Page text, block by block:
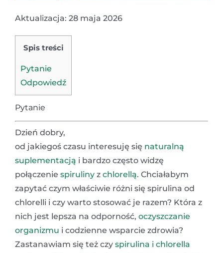
Aktualizacja: 28 maja 2026
Spis treści
Pytanie
Odpowiedź
Pytanie
Dzień dobry,
od jakiegoś czasu interesuję się naturalną
suplementacją i bardzo często widzę
połączenie spiruliny z chlorellą. Chciałabym
zapytać czym właściwie różni się spirulina od
chlorelli i czy warto stosować je razem? Która z
nich jest lepsza na odporność, oczyszczanie
organizmu i codzienne wsparcie zdrowia?
Zastanawiam się też czy spirulina i chlorella